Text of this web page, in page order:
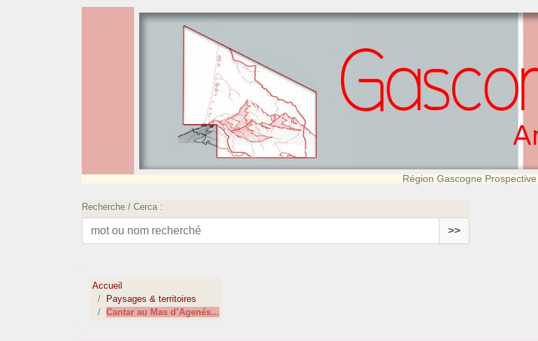
Région Gascogne Prospective
Recherche / Cerca :
>>
Accueil
Paysages & territoires
Cantar au Mas d’Agenés...